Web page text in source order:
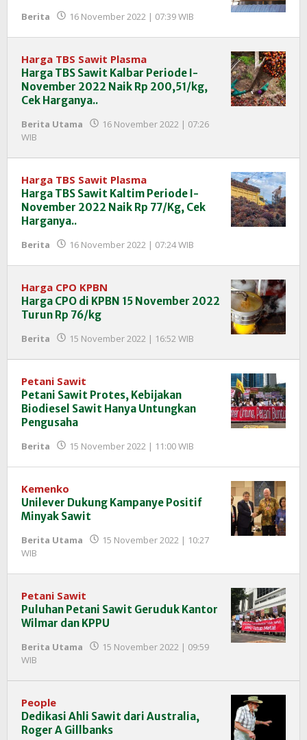
Berita 16 November 2022 | 07:39 WIB
InfoSAWIT
Harga TBS Sawit Plasma
Harga TBS Sawit Kalbar Periode I-
November 2022 Naik Rp 200,51/kg,
Cek Harganya..
Berita Utama
16 November 2022 | 07:26
WIB
InfoSAWIT
Harga TBS Sawit Plasma
Harga TBS Sawit Kaltim Periode I-
November 2022 Naik Rp 77/Kg, Cek
Harganya..
Berita 16 November 2022 | 07:24 WIB
InfoSAWIT
Harga CPO KPBN
Harga CPO di KPBN 15 November 2022
Turun Rp 76/kg
Berita 15 November 2022 | 16:52 WIB
InfoSAWIT
Petani Sawit
Petani Sawit Protes, Kebijakan
Biodiesel Sawit Hanya Untungkan
Pengusaha
Berita 15 November 2022 | 11:00 WIB
InfoSAWIT
Kemenko
Unilever Dukung Kampanye Positif
Minyak Sawit
Berita Utama
15 November 2022 | 10:27
WIB
InfoSAWIT
Petani Sawit
Puluhan Petani Sawit Geruduk Kantor
Wilmar dan KPPU
Berita Utama
15 November 2022 | 09:59
WIB
InfoSAWIT
People
Dedikasi Ahli Sawit dari Australia,
Roger A Gillbanks